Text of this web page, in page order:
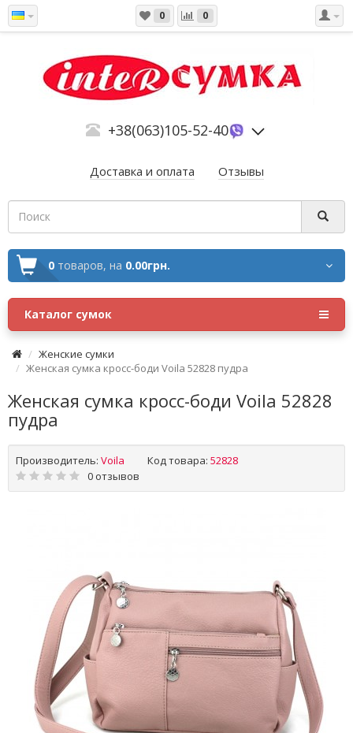
0 0
+38(063)105-52-40
Доставка и оплата Отзывы
0 товаров, на 0.00грн.
Каталог сумок
Женские сумки
Женская сумка кросс-боди Voila 52828 пудра
Женская сумка кросс-боди Voila 52828
пудра
Производитель: Voila Код товара: 52828
0 отзывов